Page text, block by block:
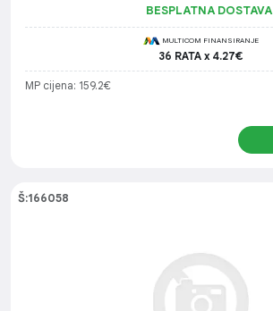
BESPLATNA DOSTAVA
MULTICOM FINANSIRANJE
36 RATA x 4.27€
MP cijena: 159.2€
Š:166058